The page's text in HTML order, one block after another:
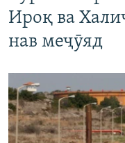
Ироқ ва
нав меҷӯяд